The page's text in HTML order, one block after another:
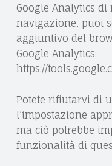
Google Analytics
navigazione, puoi
aggiuntivo del
Google Analytics:
https://
Potete rifiutarvi di
l’impostazione
ma ciò potrebbe
funzionalità di